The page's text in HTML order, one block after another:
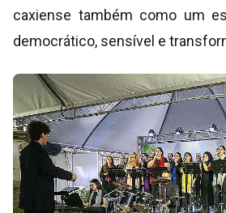
caxiense também como um
democrático, sensível e